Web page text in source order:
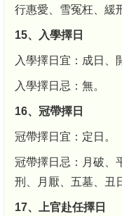
行惠愛、雪冤枉、緩
15、入學擇日
入學擇日宜：成日、
入學擇日忌：無。
16、冠帶擇日
冠帶擇日宜：定日。
冠帶擇日忌：月破、
刑、月厭、五墓、丑
17、上官赴任擇日